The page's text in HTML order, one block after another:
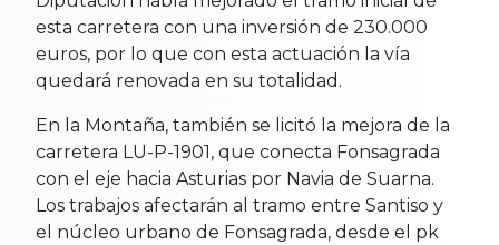
esta carretera con una inversión de 230.000
euros, por lo que con esta actuación la vía
quedará renovada en su totalidad.
En la Montaña, también se licitó la mejora de la
carretera LU-P-1901, que conecta Fonsagrada
con el eje hacia Asturias por Navia de Suarna.
Los trabajos afectarán al tramo entre Santiso y
el núcleo urbano de Fonsagrada, desde el pk